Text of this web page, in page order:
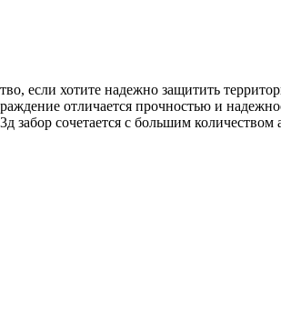
если хотите надежно защитить
отличается прочностью и
забор сочетается с большим количеством